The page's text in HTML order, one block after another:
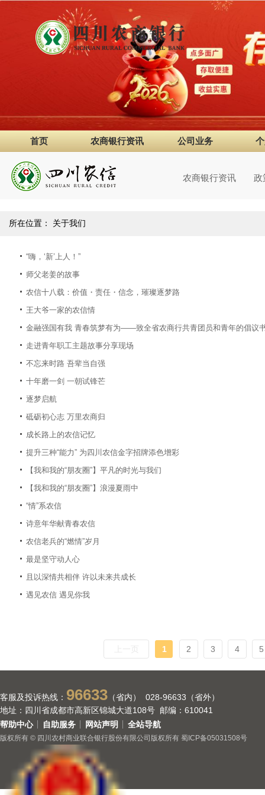
首页 农商银行资讯 公司业务
农商银行资讯 政
所在位置： 关于我们
“嗨，‘新’上人！”
师父老姜的故事
农信十八载：价值・责任・信念，璀璨逐梦路
王大爷一家的农信情
金融强国有我 青春筑梦有为——致全省农商行共青团员和青年的倡议
走进青年职工主题故事分享现场
不忘来时路 吾辈当自强
十年磨一剑 一朝试锋芒
逐梦启航
砥砺初心志 万里农商归
成长路上的农信记忆
提升三种“能力” 为四川农信金字招牌添色增彩
【我和我的“朋友圈”】平凡的时光与我们
【我和我的“朋友圈”】浪漫夏雨中
“情”系农信
诗意年华献青春农信
农信老兵的“燃情”岁月
最是坚守动人心
且以深情共相伴 许以未来共成长
遇见农信 遇见你我
1 2 3 4 5
客服及投诉热线： 96633 （省内） 028-96633（省外）
地址：四川省成都市高新区锦城大道108号 邮编：610041
帮助中心
自助服务 网站声明 全站导航
版权所有 © 四川农村商业联合银行股份有限公司版权所有 蜀ICP备05031508号